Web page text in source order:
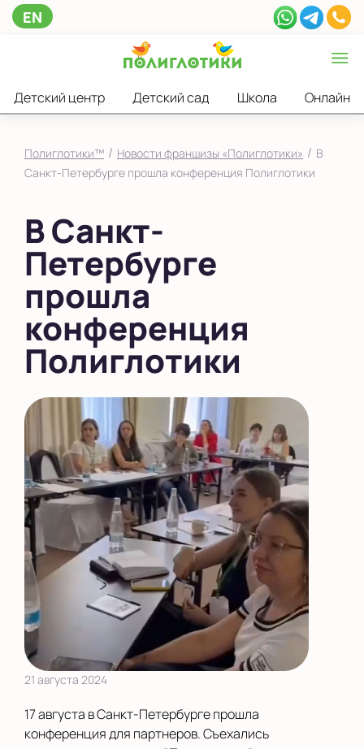
EN
Детский центр Детский сад Школа Онлайн
Полиглотики™ / Новости франшизы «Полиглотики» / В
Санкт-Петербурге прошла конференция Полиглотики
В Санкт-
Петербурге
прошла
конференция
Полиглотики
21 августа 2024
17 августа в Санкт-Петербурге прошла
конференция для партнеров. Съехались